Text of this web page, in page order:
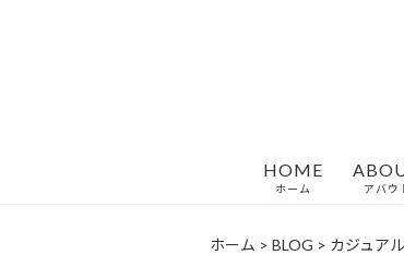
HOME
ホーム アバウ
ホーム > BLOG > カジュア